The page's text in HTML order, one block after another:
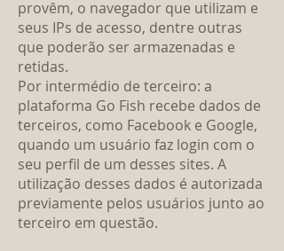
provêm, o navegador que utilizam e
seus IPs de acesso, dentre outras
que poderão ser armazenadas e
retidas.
Por intermédio de terceiro: a
plataforma Go Fish recebe dados de
terceiros, como Facebook e Google,
quando um usuário faz login com o
seu perfil de um desses sites. A
utilização desses dados é autorizada
previamente pelos usuários junto ao
terceiro em questão.